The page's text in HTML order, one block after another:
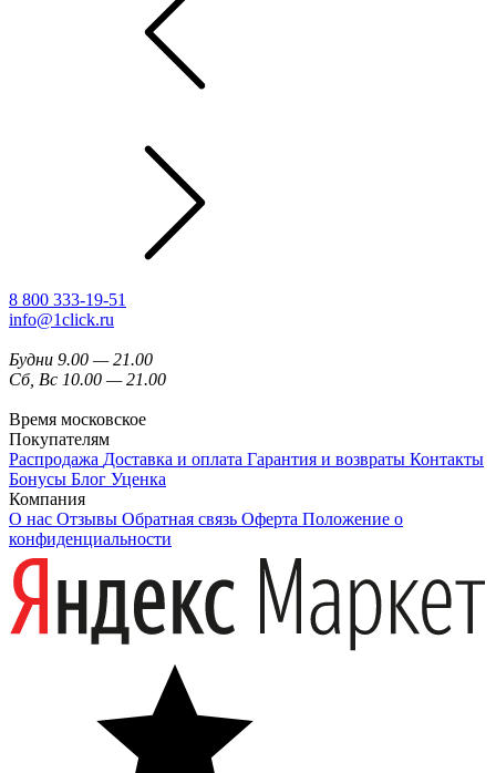
8 800 333-19-51
info@1click.ru
Будни 9.00 — 21.00
Сб, Вс 10.00 — 21.00
Время московское
Покупателям
Распродажа Доставка и оплата Гарантия и возвраты Контакты
Бонусы Блог Уценка
Компания
О нас Отзывы Обратная связь Оферта Положение о
конфиденциальности